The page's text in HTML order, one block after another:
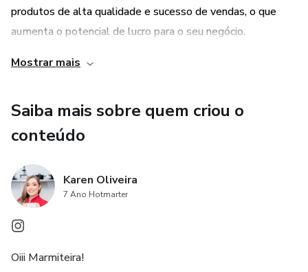
produtos de alta qualidade e sucesso de vendas, o que
aumenta o potencial de lucro para o seu negócio.
3. Variedade de opções: Além das receitas de granola e
receitas especiais de risotos, molhos, carnes e saladas.
Isso proporciona uma variedade de opções para você
preferências.
4. Validadas para congelamento: Todas as receitas do e-
book foram testadas e validadas para congelamento. Isso
antecedência e armazená-los, garantindo a qualidade e
Mostrar mais
Saiba mais sobre quem criou o
conteúdo
Karen Oliveira
7 Ano Hotmarter
Oiii Marmiteira!